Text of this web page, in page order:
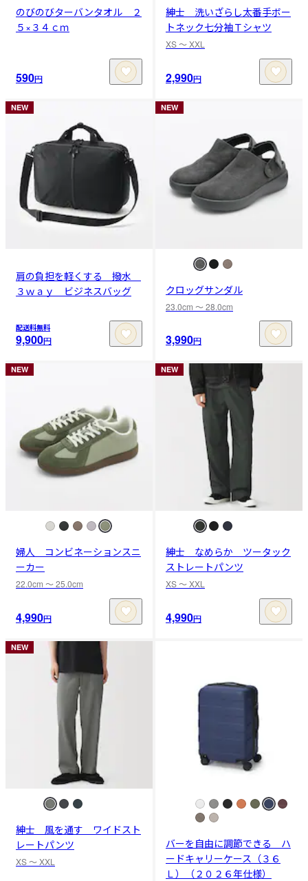
のびのびターバンタオル ２
５×３４ｃｍ
590円
紳士 洗いざらし太番手ボー
トネック七分袖Ｔシャツ
XS 〜 XXL
2,990円
NEW
肩の負担を軽くする 撥水
３ｗａｙ ビジネスバッグ
配送料無料
9,900円
NEW
クロッグサンダル
23.0cm 〜 28.0cm
3,990円
NEW
婦人 コンビネーションスニ
ーカー
22.0cm 〜 25.0cm
4,990円
NEW
紳士 なめらか ツータック
ストレートパンツ
XS 〜 XXL
4,990円
NEW
紳士 風を通す ワイドスト
レートパンツ
XS 〜 XXL
バーを自由に調節できる ハ
ードキャリーケース（３６
Ｌ）（２０２６年仕様）